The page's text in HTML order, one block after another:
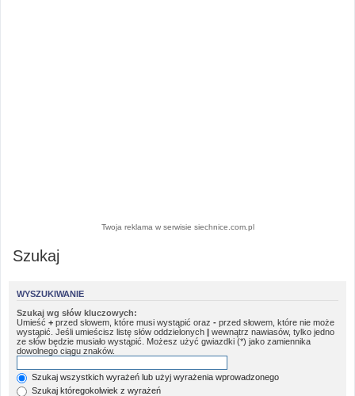
Twoja reklama w serwisie siechnice.com.pl
Szukaj
WYSZUKIWANIE
Szukaj wg słów kluczowych:
Umieść + przed słowem, które musi wystąpić oraz - przed słowem, które nie może
wystąpić. Jeśli umieścisz listę słów oddzielonych
wewnątrz nawiasów, tylko jedno
ze słów będzie musiało wystąpić. Możesz użyć gwiazdki (*) jako zamiennika
dowolnego ciągu znaków.
Szukaj wszystkich wyrażeń lub użyj wyrażenia wprowadzonego
Szukaj któregokolwiek z wyrażeń